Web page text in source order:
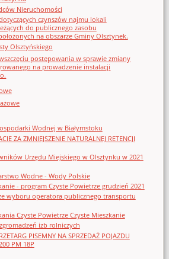
Nieruchomości
czynszów najmu lokali
do publicznego zasobu
na obszarze Gminy Olsztynek.
Olsztyńskiego
postępowania w sprawie zmiany
na prowadzenie instalacji
Wodnej w Białymstoku
ZA ZMNIEJSZENIE NATURALNEJ RETENCJI
Urzędu Miejskiego w Olsztynku w 2021
Wodne - Wody Polskie
- program Czyste Powietrze grudzień 2021
wyboru operatora publicznego transportu
Czyste Powietrze Czyste Mieszkanie
izb rolniczych
PISEMNY NA SPRZEDAŻ POJAZDU
PM 18P